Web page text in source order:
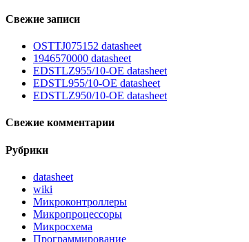
Свежие записи
OSTTJ075152 datasheet
1946570000 datasheet
EDSTLZ955/10-OE datasheet
EDSTL955/10-OE datasheet
EDSTLZ950/10-OE datasheet
Свежие комментарии
Рубрики
datasheet
wiki
Микроконтроллеры
Микропроцессоры
Микросхема
Программирование